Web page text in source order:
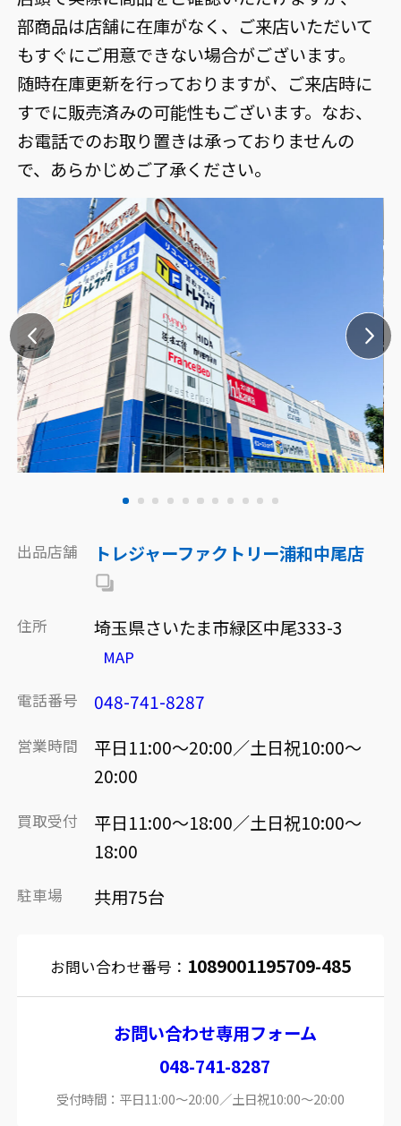
部商品は店舗に在庫がなく、ご来店いただいて
もすぐにご用意できない場合がございます。
随時在庫更新を行っておりますが、ご来店時に
すでに販売済みの可能性もございます。なお、
お電話でのお取り置きは承っておりませんの
で、あらかじめご了承ください。
出品店舗 トレジャーファクトリー浦和中尾店
住所 埼玉県さいたま市緑区中尾333-3
MAP
電話番号 048-741-8287
営業時間
平日11:00～20:00／土日祝10:00～
20:00
買取受付
平日11:00～18:00／土日祝10:00～
18:00
駐車場 共用75台
お問い合わせ番号： 1089001195709-485
お問い合わせ専用フォーム
048-741-8287
受付時間：平日11:00～20:00／土日祝10:00～20:00